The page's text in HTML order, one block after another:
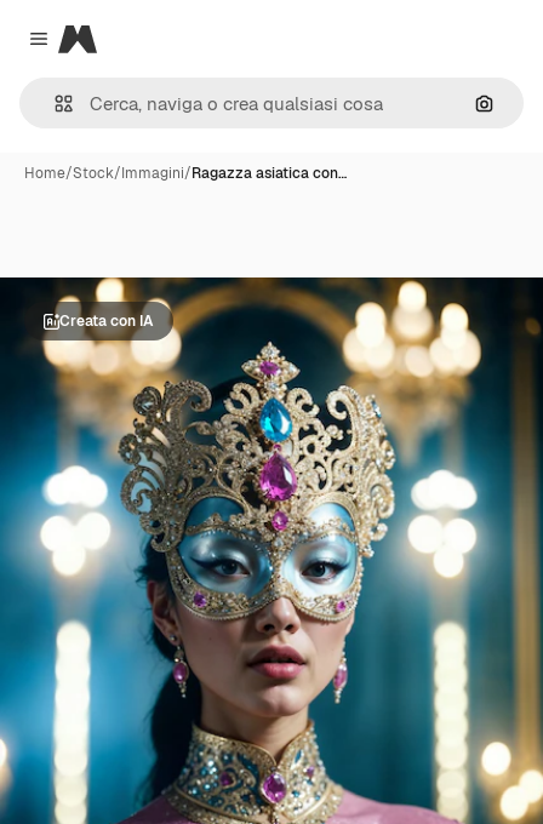
Close menu
Magnific
Cerca
Home/Stock/Immagini/Ragazza asiatica con…
Creata con IA